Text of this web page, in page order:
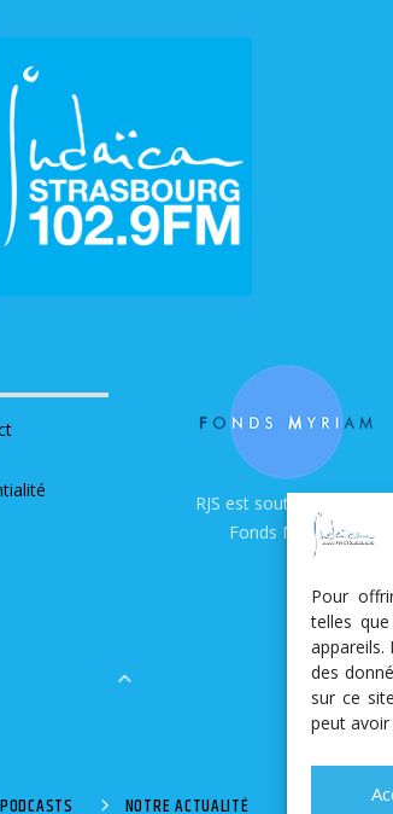
Pour
telles
des
sur ce
peut
RJS est soutenue par le
Fonds Myriam
PODCASTS NOTRE ACTUALITÉ